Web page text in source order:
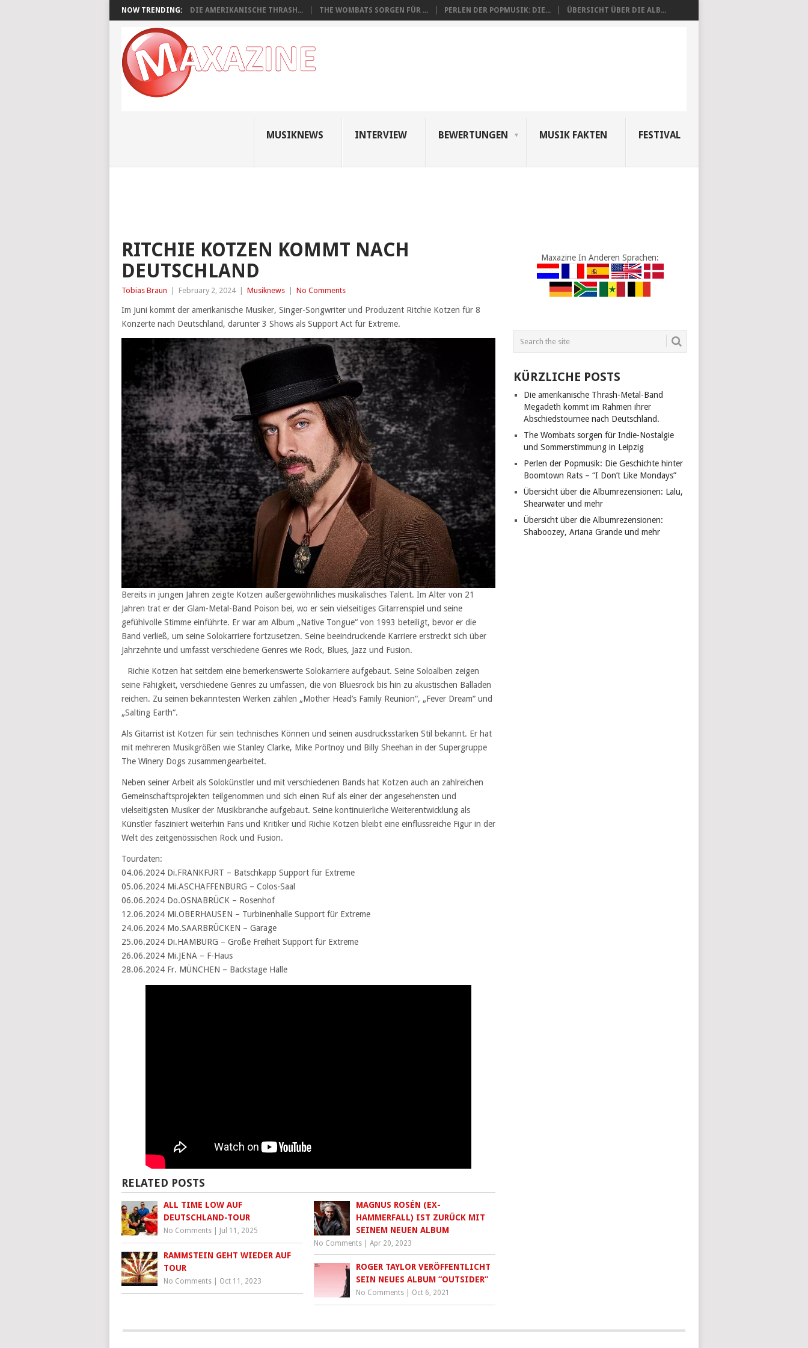
NOW TRENDING: DIE AMERIKANISCHE THRASH... THE WOMBATS SORGEN FÜR ... PERLEN DER POPMUSIK: DIE... ÜBERSICHT ÜBER DIE ALB...
MUSIKNEWS INTERVIEW BEWERTUNGEN MUSIK FAKTEN FESTIVAL
RITCHIE KOTZEN KOMMT NACH
DEUTSCHLAND
Tobias Braun February 2, 2024 Musiknews No Comments
Im Juni kommt der amerikanische Musiker, Singer-Songwriter und Produzent Ritchie Kotzen für 8
Konzerte nach Deutschland, darunter 3 Shows als Support Act für Extreme.
Bereits in jungen Jahren zeigte Kotzen außergewöhnliches musikalisches Talent. Im Alter von 21
Jahren trat er der Glam-Metal-Band Poison bei, wo er sein vielseitiges Gitarrenspiel und seine
gefühlvolle Stimme einführte. Er war am Album „Native Tongue“ von 1993 beteiligt, bevor er die
Band verließ, um seine Solokarriere fortzusetzen. Seine beeindruckende Karriere erstreckt sich über
Jahrzehnte und umfasst verschiedene Genres wie Rock, Blues, Jazz und Fusion.
Richie Kotzen hat seitdem eine bemerkenswerte Solokarriere aufgebaut. Seine Soloalben zeigen
seine Fähigkeit, verschiedene Genres zu umfassen, die von Bluesrock bis hin zu akustischen Balladen
reichen. Zu seinen bekanntesten Werken zählen „Mother Head’s Family Reunion“, „Fever Dream“ und
„Salting Earth“.
Als Gitarrist ist Kotzen für sein technisches Können und seinen ausdrucksstarken Stil bekannt. Er hat
mit mehreren Musikgrößen wie Stanley Clarke, Mike Portnoy und Billy Sheehan in der Supergruppe
The Winery Dogs zusammengearbeitet.
Neben seiner Arbeit als Solokünstler und mit verschiedenen Bands hat Kotzen auch an zahlreichen
Gemeinschaftsprojekten teilgenommen und sich einen Ruf als einer der angesehensten und
vielseitigsten Musiker der Musikbranche aufgebaut. Seine kontinuierliche Weiterentwicklung als
Künstler fasziniert weiterhin Fans und Kritiker und Richie Kotzen bleibt eine einflussreiche Figur in der
Welt des zeitgenössischen Rock und Fusion.
Tourdaten:
04.06.2024 Di.FRANKFURT – Batschkapp Support für Extreme
05.06.2024 Mi.ASCHAFFENBURG – Colos-Saal
06.06.2024 Do.OSNABRÜCK – Rosenhof
12.06.2024 Mi.OBERHAUSEN – Turbinenhalle Support für Extreme
24.06.2024 Mo.SAARBRÜCKEN – Garage
25.06.2024 Di.HAMBURG – Große Freiheit Support für Extreme
26.06.2024 Mi.JENA – F-Haus
28.06.2024 Fr. MÜNCHEN – Backstage Halle
RELATED POSTS
ALL TIME LOW AUF
DEUTSCHLAND-TOUR
No Comments Jul 11, 2025
MAGNUS ROSÉN (EX-
HAMMERFALL) IST ZURÜCK MIT
SEINEM NEUEN ALBUM
No Comments |Apr 20, 2023
RAMMSTEIN GEHT WIEDER AUF
TOUR
No Comments Oct 11, 2023
ROGER TAYLOR VERÖFFENTLICHT
SEIN NEUES ALBUM “OUTSIDER”
No Comments Oct 6, 2021
Maxazine In Anderen Sprachen:
KÜRZLICHE POSTS
Die amerikanische Thrash-Metal-Band
Megadeth kommt im Rahmen ihrer
Abschiedstournee nach Deutschland.
The Wombats sorgen für Indie-Nostalgie
und Sommerstimmung in Leipzig
Perlen der Popmusik: Die Geschichte hinter
Boomtown Rats – “I Don’t Like Mondays”
Übersicht über die Albumrezensionen: Lalu,
Shearwater und mehr
Übersicht über die Albumrezensionen:
Shaboozey, Ariana Grande und mehr